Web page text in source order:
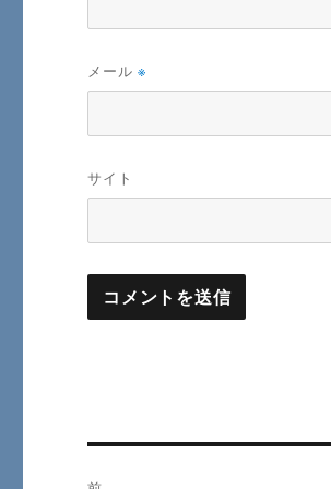
メール※
サイト